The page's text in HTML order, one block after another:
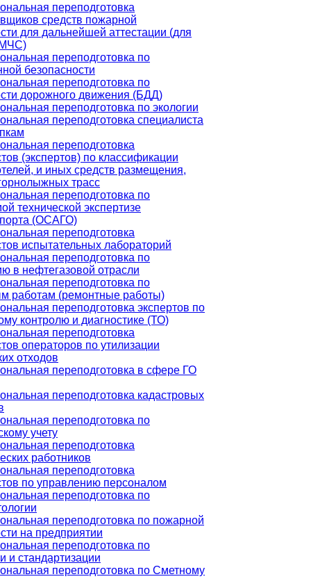
переподготовка
средств пожарной
для дальнейшей аттестации (для
МЧС)
переподготовка по
безопасности
переподготовка по
дорожного движения (БДД)
переподготовка по экологии
переподготовка специалиста
переподготовка
(экспертов) по классификации
и иных средств размещения,
трасс
переподготовка по
технической экспертизе
(ОСАГО)
переподготовка
испытательных лабораторий
переподготовка по
в нефтегазовой отрасли
переподготовка по
работам (ремонтные работы)
переподготовка экспертов по
контролю и диагностике (ТО)
переподготовка
операторов по утилизации
отходов
переподготовка в сфере ГО
переподготовка кадастровых
переподготовка по
учету
переподготовка
работников
переподготовка
по управлению персоналом
переподготовка по
переподготовка по пожарной
на предприятии
переподготовка по
и стандартизации
переподготовка по Сметному